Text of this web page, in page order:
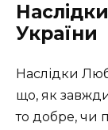
України
Наслідки
що, як
то добре, чи